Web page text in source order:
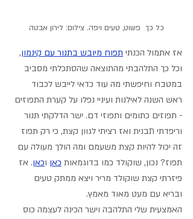
כל כך  פשוט, טעים ויפה. צילום: לירון אבטה
אז אתמול הכנתי תפוח מיובש בתנור עם קינמון,
וכל כך התלהבתי מהתוצאה שהסתכלתי מסביב
במטבח וחיפשתי מה עוד כדאי לייבש לכבוד
ראש השנה לאילנות ועיניי נפלו על קערת התפוזים
- תפוזים כתומים ותפוזי דם. ישר הדלקתי תנור
וריפדתי תבנית ואז רציתי לגוון קצת, כי רק תפוז
זה יכול להיות קצת משעמם ומה הולך מעולה עם
תפוז? נכון, שוקולד כמו בדוגמאות כאן וכאן. אז
פיזרתי קצת שוקולד מריר ויצא ממתק טעים
ובריא עם מעט מאוד מאמץ.
האמצעית שלי התלהבה וישר הכינה לעצמה כוס